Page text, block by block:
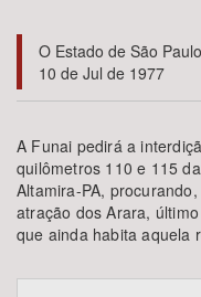
Subtema
Área Protegida
O Estado de São Paulo
10 de Jul de 1977
A Funai pedirá a
quilômetros 110 e 115
Altamira-PA,
atração dos Arara,
que ainda habita aquela